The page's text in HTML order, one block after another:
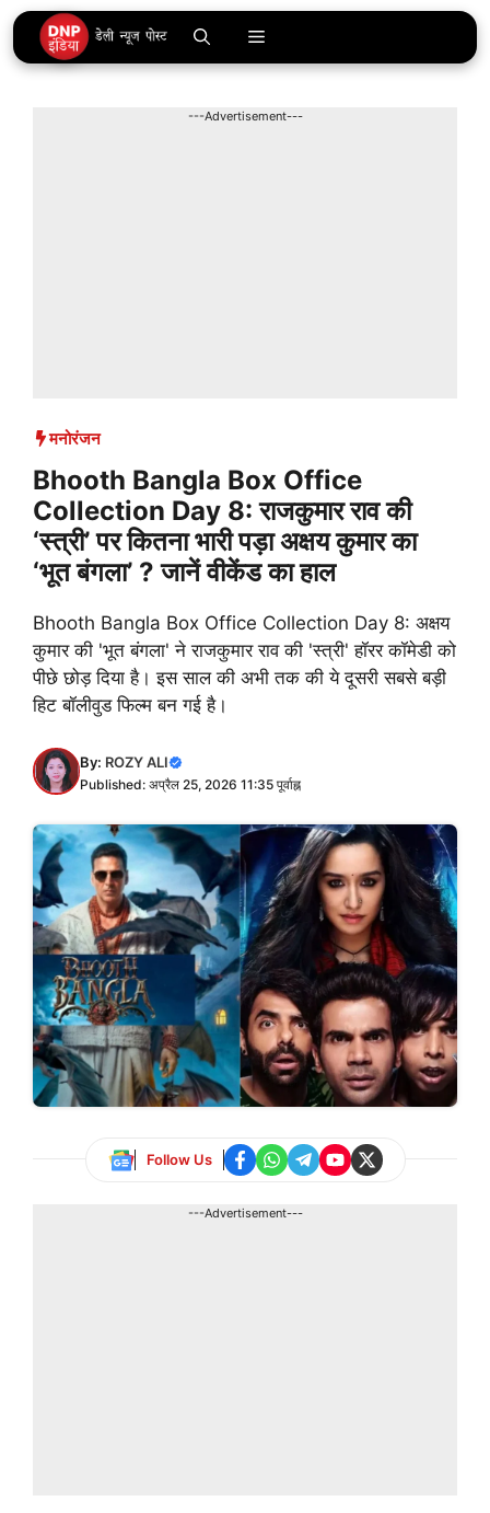
Skip
to
content
Menu
---Advertisement---
मनोरंजन
Bhooth Bangla Box Office
Collection Day 8: राजकुमार राव की
‘स्त्री’ पर कितना भारी पड़ा अक्षय कुमार का
‘भूत बंगला’ ? जानें वीकेंड का हाल
Bhooth Bangla Box Office Collection Day 8: अक्षय
कुमार की 'भूत बंगला' ने राजकुमार राव की 'स्त्री' हॉरर कॉमेडी को
पीछे छोड़ दिया है। इस साल की अभी तक की ये दूसरी सबसे बड़ी
हिट बॉलीवुड फिल्म बन गई है।
By: ROZY ALI
Published: अप्रैल 25, 2026 11:35 पूर्वाह्न
Follow Us
---Advertisement---